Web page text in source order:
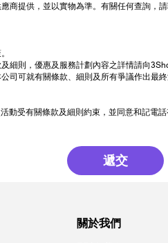
商提供，並以實物為準。有關任何查詢，
細則，優惠及服務計劃內容之詳情請向
司可就有關條款、細則及所有爭議作出最終
動受有關條款及細則約束，並同意和記電
遞交
關於我們